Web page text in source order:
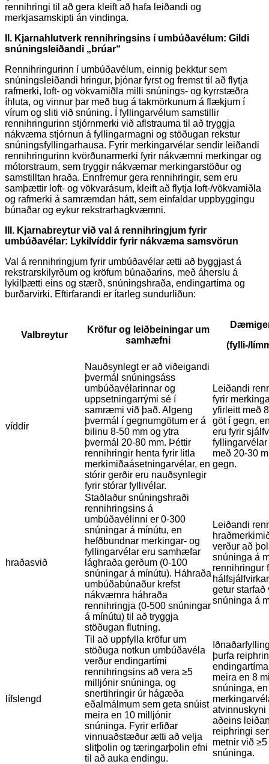
rennihringi til að gera kleift að hafa leiðandi og
merkjasamskipti án vindinga.
II. Kjarnahlutverk rennihringsins í umbúðavélum: Gildi
snúningsleiðandi „brúar“
Rennihringurinn í umbúðavélum, einnig þekktur sem
snúningsleiðandi hringur, þjónar fyrst og fremst til að flytja
rafmerki, loft- og vökvamiðla milli snúnings- og kyrrstæðra
íhluta, og vinnur þar með bug á takmörkunum á flækjum í
vírum og sliti við snúning. Í fyllingarvélum samstillir
rennihringurinn stjórnmerki við aflstrauma til að tryggja
nákvæma stjórnun á fyllingarmagni og stöðugan rekstur
snúningsfyllingarhausa. Fyrir merkingarvélar sendir leiðandi
rennihringurinn kvörðunarmerki fyrir nákvæmni merkingar og
mótorstraum, sem tryggir nákvæmar merkingarstöður og
samstilltan hraða. Ennfremur gera rennihringir, sem eru
samþættir loft- og vökvarásum, kleift að flytja loft-/vökvamiðla
og rafmerki á samræmdan hátt, sem einfaldar uppbyggingu
búnaðar og eykur rekstrarhagkvæmni.
III. Kjarnabreytur við val á rennihringjum fyrir
umbúðavélar: Lykilvíddir fyrir nákvæma samsvörun
Val á rennihringjum fyrir umbúðavélar ætti að byggjast á
rekstrarskilyrðum og kröfum búnaðarins, með áherslu á
lykilþætti eins og stærð, snúningshraða, endingartíma og
burðarvirki. Eftirfarandi er ítarleg sundurliðun:
Valbreytur
Kröfur og leiðbeiningar um
samhæfni
(fylli-/
víddir
Nauðsynlegt er að viðeigandi
þvermál snúningsáss
umbúðavélarinnar og
uppsetningarrými sé í
samræmi við það. Algeng
þvermál í gegnumgötum er á
bilinu 8-50 mm og ytra
þvermál 20-80 mm. Þéttir
rennihringir henta fyrir litla
merkimiðaásetningarvélar, en
stórir gerðir eru nauðsynlegir
fyrir stórar fyllivélar.
Leiðandi
fyrir
yfirleitt með
göt í gegn,
eru fyrir
með 20-30
gegn.
hraðasvið
Staðlaður snúningshraði
rennihringsins á
umbúðavélinni er 0-300
snúningar á mínútu, en
hefðbundnar merkingar- og
fyllingarvélar eru samhæfar
lághraða gerðum (0-100
snúningar á mínútu). Háhraða
umbúðabúnaður krefst
nákvæmra háhraða
rennihringja (0-500 snúningar
á mínútu) til að tryggja
stöðugan flutning.
Leiðandi
verður að
snúninga á
rennihringur
getur starfað
snúninga á
lífslengd
Til að uppfylla kröfur um
stöðuga notkun umbúðavéla
verður endingartími
rennihringsins að vera ≥5
milljónir snúninga, og
snertihringir úr hágæða
eðalmálmum sem geta snúist
meira en 10 milljónir
snúninga. Fyrir erfiðar
vinnuaðstæður ætti að velja
slitþolin og tæringarþolin efni
til að auka endingu.
þurfa
meira en 8
snúninga, en
atvinnuskyni
aðeins
reiphringi
metnir við
snúninga.